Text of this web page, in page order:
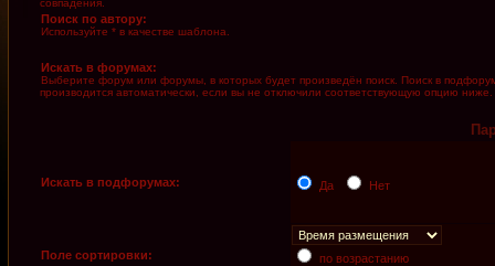
совпадения.
Поиск по автору:
Используйте * в качестве шаблона.
Искать в форумах:
Выберите форум или форумы, в которых будет произведён поиск. Поиск в
производится автоматически, если вы не отключили соответствующую опцию ниже.
Искать в подфорумах: Да Нет
Поле сортировки:
по возрастанию